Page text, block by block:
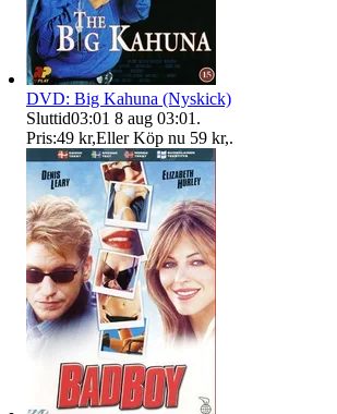
DVD: Big Kahuna (Nyskick)
Sluttid03:01 8 aug 03:01 .
Pris:49 kr,Eller Köp nu 59 kr,.